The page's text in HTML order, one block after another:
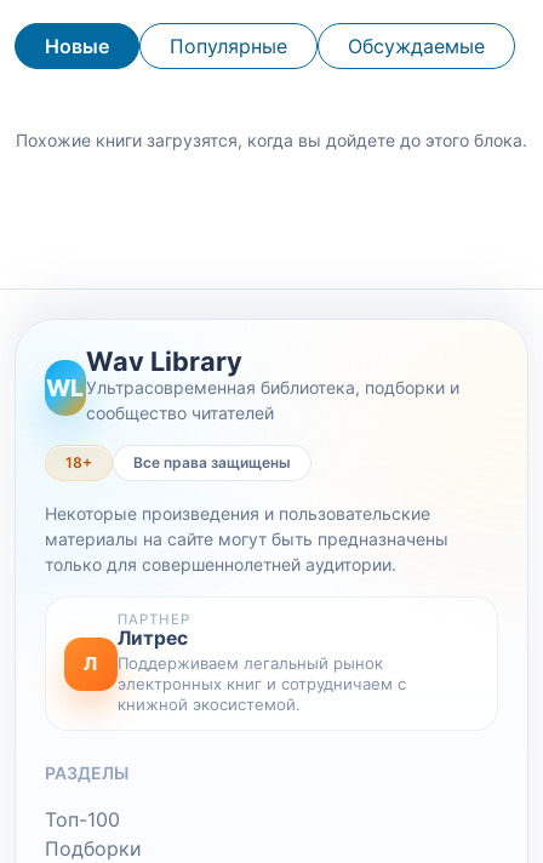
Новые Популярные Обсуждаемые
Похожие книги загрузятся, когда вы дойдете до этого блока.
WL
Wav Library
Ультрасовременная библиотека, подборки и
сообщество читателей
18+ Все права защищены
Некоторые произведения и пользовательские
материалы на сайте могут быть предназначены
только для совершеннолетней аудитории.
Л
ПАРТНЕР
Литрес
Поддерживаем легальный рынок
электронных книг и сотрудничаем с
книжной экосистемой.
РАЗДЕЛЫ
Топ-100
Подборки